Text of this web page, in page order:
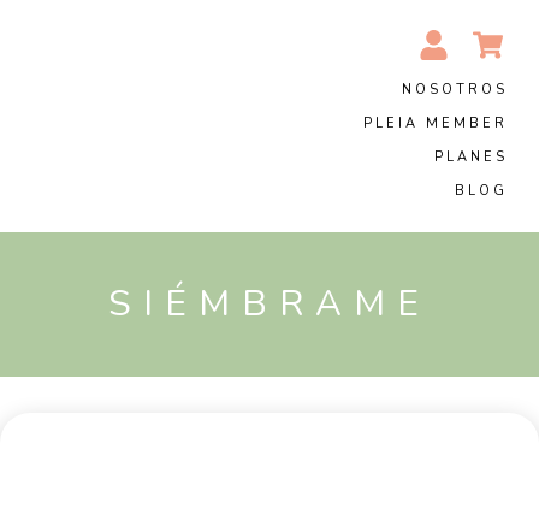
NOSOTROS
PLEIA MEMBER
PLANES
BLOG
SIÉMBRAME